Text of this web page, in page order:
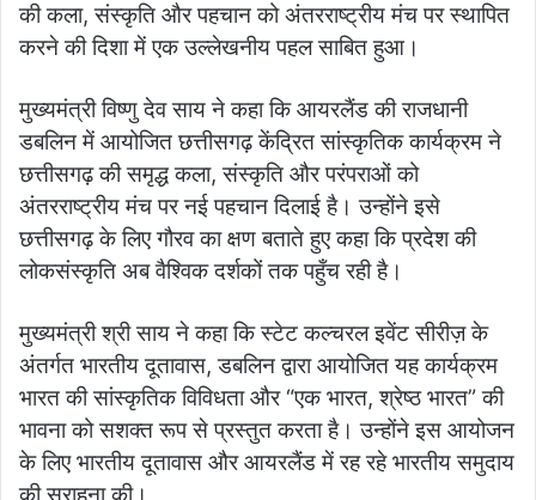
की कला, संस्कृति और पहचान को अंतरराष्ट्रीय मंच पर स्थापित
करने की दिशा में एक उल्लेखनीय पहल साबित हुआ।
मुख्यमंत्री विष्णु देव साय ने कहा कि आयरलैंड की राजधानी
डबलिन में आयोजित छत्तीसगढ़ केंद्रित सांस्कृतिक कार्यक्रम ने
छत्तीसगढ़ की समृद्ध कला, संस्कृति और परंपराओं को
अंतरराष्ट्रीय मंच पर नई पहचान दिलाई है। उन्होंने इसे
छत्तीसगढ़ के लिए गौरव का क्षण बताते हुए कहा कि प्रदेश की
लोकसंस्कृति अब वैश्विक दर्शकों तक पहुँच रही है।
मुख्यमंत्री श्री साय ने कहा कि स्टेट कल्चरल इवेंट सीरीज़ के
अंतर्गत भारतीय दूतावास, डबलिन द्वारा आयोजित यह कार्यक्रम
भारत की सांस्कृतिक विविधता और “एक भारत, श्रेष्ठ भारत” की
भावना को सशक्त रूप से प्रस्तुत करता है। उन्होंने इस आयोजन
के लिए भारतीय दूतावास और आयरलैंड में रह रहे भारतीय समुदाय